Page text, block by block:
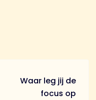
Waar leg jij de
focus op